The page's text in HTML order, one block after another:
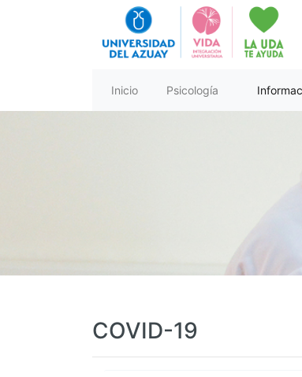
Inicio Psicología
COVID-19